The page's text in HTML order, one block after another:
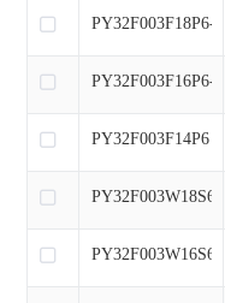
PY32F003F18P6-E
PY32F003F16P6-E
PY32F003F14P6
PY32F003W18S6
PY32F003W16S6-E